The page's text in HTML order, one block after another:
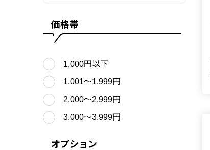
価格帯
1,000円以下
1,001〜1,999円
2,000〜2,999円
3,000〜3,999円
オプション